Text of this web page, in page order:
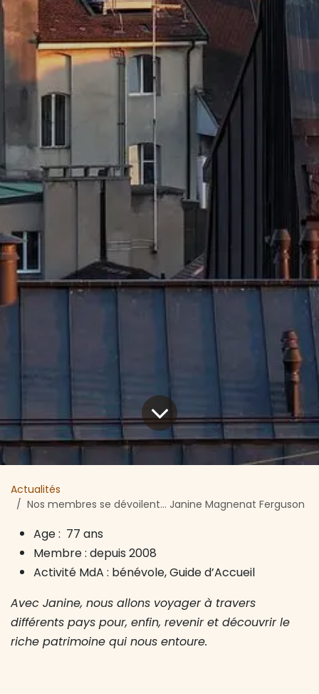
Actualités
Nos membres se dévoilent… Janine Magnenat Ferguson
Age : 77 ans
Membre : depuis 2008
Activité MdA : bénévole, Guide d’Accueil
Avec Janine, nous allons voyager à travers
différents pays pour, enfin, revenir et découvrir le
riche patrimoine qui nous entoure.